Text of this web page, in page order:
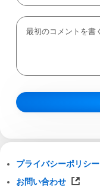
プライバシーポリシー
お問い合わせ